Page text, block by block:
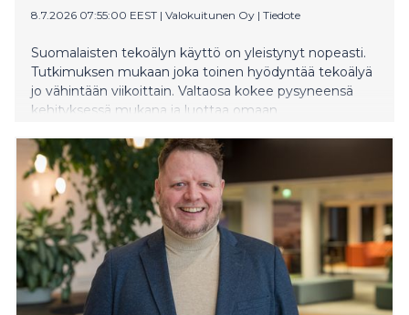
8.7.2026 07:55:00 EEST | Valokuitunen Oy | Tiedote
Suomalaisten tekoälyn käyttö on yleistynyt nopeasti.
Tutkimuksen mukaan joka toinen hyödyntää tekoälyä
jo vähintään viikoittain. Valtaosa kokee pysyneensä
kehityksessä mukana ja luottaa omaan